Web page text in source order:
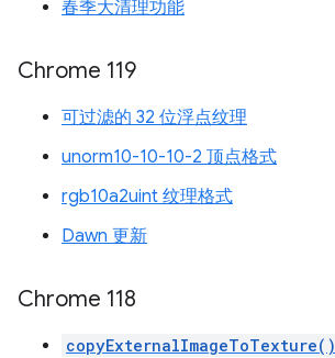
春季大清理功能
Chrome 119
可过滤的 32 位浮点纹理
unorm10-10-10-2 顶点格式
rgb10a2uint 纹理格式
Dawn 更新
Chrome 118
copyExternalImageToTexture()